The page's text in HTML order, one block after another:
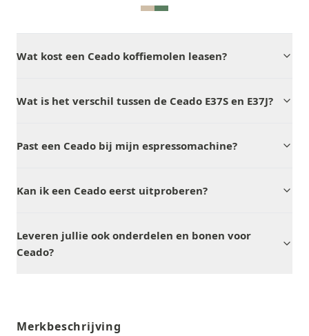
Wat kost een Ceado koffiemolen leasen?
Wat is het verschil tussen de Ceado E37S en E37J?
Past een Ceado bij mijn espressomachine?
Kan ik een Ceado eerst uitproberen?
Leveren jullie ook onderdelen en bonen voor
Ceado?
Merkbeschrijving